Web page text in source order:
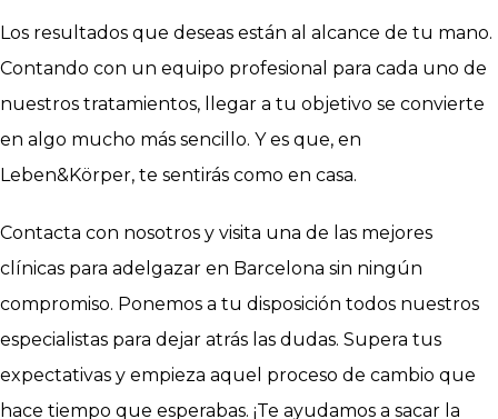
Los resultados que deseas están al alcance de tu mano.
Contando con un equipo profesional para cada uno de
nuestros tratamientos, llegar a tu objetivo se convierte
en algo mucho más sencillo. Y es que, en
Leben&Körper, te sentirás como en casa.
Contacta con nosotros y visita una de las mejores
clínicas para adelgazar en Barcelona sin ningún
compromiso. Ponemos a tu disposición todos nuestros
especialistas para dejar atrás las dudas. Supera tus
expectativas y empieza aquel proceso de cambio que
hace tiempo que esperabas. ¡Te ayudamos a sacar la